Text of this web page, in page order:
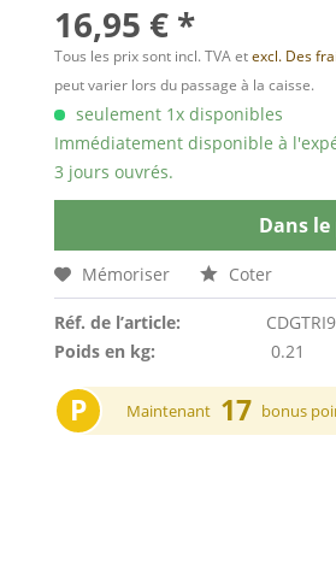
16,95 € *
Tous les prix sont incl. TVA etexcl. Des
peut varier lors du passage à la caisse.
seulement 1x disponibles
Immédiatement disponible à
3 jours ouvrés.
Dans
Mémoriser Coter
Réf. de l’article:
Poids en kg:
0.21
P Maintenant 17 bonus